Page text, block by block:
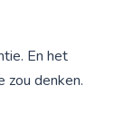
En het
zou denken.